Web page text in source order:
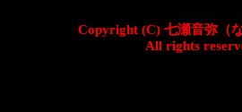
Copyright (C) 七瀬音弥（
All rights